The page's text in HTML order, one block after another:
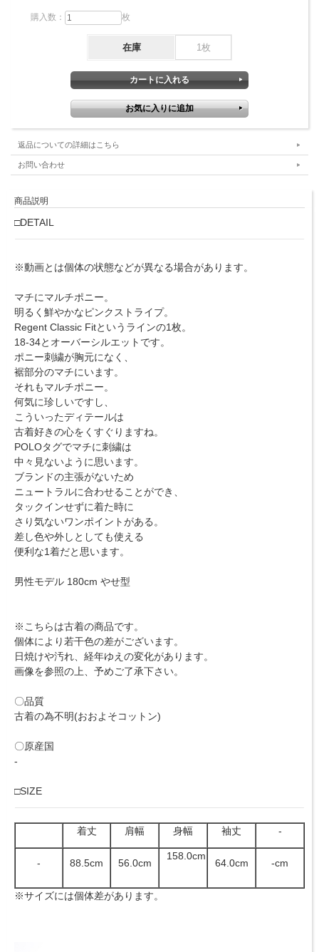
購入数： 枚
在庫 1枚
返品についての詳細はこちら
お問い合わせ
商品説明
□DETAIL
※動画とは個体の状態などが異なる場合があります。
マチにマルチポニー。
明るく鮮やかなピンクストライプ。
Regent Classic Fitというラインの1枚。
18-34とオーバーシルエットです。
ポニー刺繍が胸元になく、
裾部分のマチにいます。
それもマルチポニー。
何気に珍しいですし、
こういったディテールは
古着好きの心をくすぐりますね。
POLOタグでマチに刺繍は
中々見ないように思います。
ブランドの主張がないため
ニュートラルに合わせることができ、
タックインせずに着た時に
さり気ないワンポイントがある。
差し色や外しとしても使える
便利な1着だと思います。
男性モデル 180cm やせ型
※こちらは古着の商品です。
個体により若干色の差がございます。
日焼けや汚れ、経年ゆえの変化があります。
画像を参照の上、予めご了承下さい。
〇品質
古着の為不明(おおよそコットン)
〇原産国
-
□SIZE
着丈 肩幅 身幅 袖丈 -
- 88.5cm 56.0cm
158.0cm
64.0cm -cm
※サイズには個体差があります。